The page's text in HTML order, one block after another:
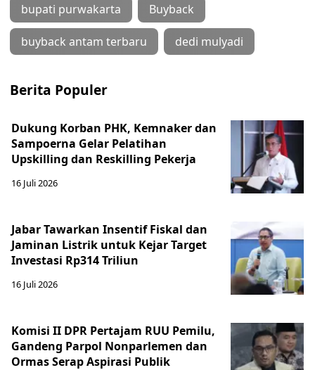
bupati purwakarta Buyback
buyback antam terbaru dedi mulyadi
Berita Populer
Dukung Korban PHK, Kemnaker dan
Sampoerna Gelar Pelatihan
Upskilling dan Reskilling Pekerja
16 Juli 2026
Jabar Tawarkan Insentif Fiskal dan
Jaminan Listrik untuk Kejar Target
Investasi Rp314 Triliun
16 Juli 2026
Komisi II DPR Pertajam RUU Pemilu,
Gandeng Parpol Nonparlemen dan
Ormas Serap Aspirasi Publik